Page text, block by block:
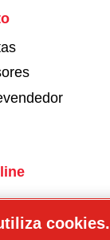
cookies.